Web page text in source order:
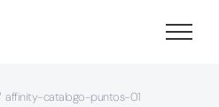
affinity-catalogo-puntos-01